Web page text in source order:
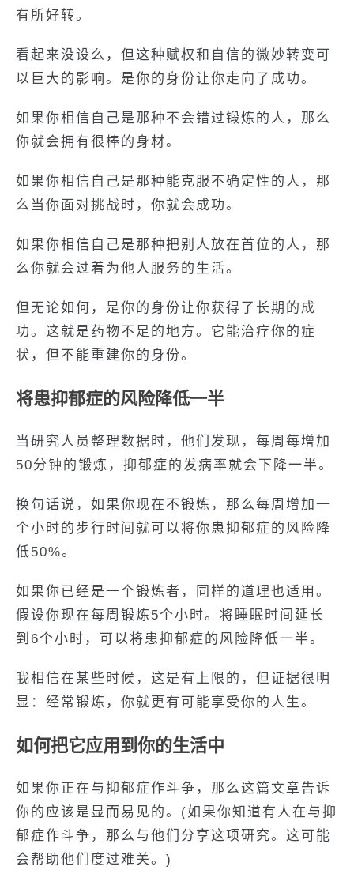
有所好转。
看起来没设么，但这种赋权和自信的微妙转变可
以巨大的影响。是你的身份让你走向了成功。
如果你相信自己是那种不会错过锻炼的人，那么
你就会拥有很棒的身材。
如果你相信自己是那种能克服不确定性的人，那
么当你面对挑战时，你就会成功。
如果你相信自己是那种把别人放在首位的人，那
么你就会过着为他人服务的生活。
但无论如何，是你的身份让你获得了长期的成
功。这就是药物不足的地方。它能治疗你的症
状，但不能重建你的身份。
将患抑郁症的风险降低一半
当研究人员整理数据时，他们发现，每周每增加
50分钟的锻炼，抑郁症的发病率就会下降一半。
换句话说，如果你现在不锻炼，那么每周增加一
个小时的步行时间就可以将你患抑郁症的风险降
低50%。
如果你已经是一个锻炼者，同样的道理也适用。
假设你现在每周锻炼5个小时。将睡眠时间延长
到6个小时，可以将患抑郁症的风险降低一半。
我相信在某些时候，这是有上限的，但证据很明
显：经常锻炼，你就更有可能享受你的人生。
如何把它应用到你的生活中
如果你正在与抑郁症作斗争，那么这篇文章告诉
你的应该是显而易见的。(如果你知道有人在与抑
郁症作斗争，那么与他们分享这项研究。这可能
会帮助他们度过难关。)